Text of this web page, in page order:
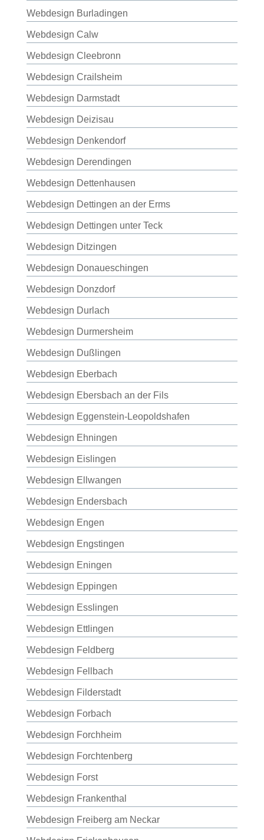
Webdesign Burladingen
Webdesign Calw
Webdesign Cleebronn
Webdesign Crailsheim
Webdesign Darmstadt
Webdesign Deizisau
Webdesign Denkendorf
Webdesign Derendingen
Webdesign Dettenhausen
Webdesign Dettingen an der Erms
Webdesign Dettingen unter Teck
Webdesign Ditzingen
Webdesign Donaueschingen
Webdesign Donzdorf
Webdesign Durlach
Webdesign Durmersheim
Webdesign Dußlingen
Webdesign Eberbach
Webdesign Ebersbach an der Fils
Webdesign Eggenstein-Leopoldshafen
Webdesign Ehningen
Webdesign Eislingen
Webdesign Ellwangen
Webdesign Endersbach
Webdesign Engen
Webdesign Engstingen
Webdesign Eningen
Webdesign Eppingen
Webdesign Esslingen
Webdesign Ettlingen
Webdesign Feldberg
Webdesign Fellbach
Webdesign Filderstadt
Webdesign Forbach
Webdesign Forchheim
Webdesign Forchtenberg
Webdesign Forst
Webdesign Frankenthal
Webdesign Freiberg am Neckar